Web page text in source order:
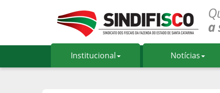
Institucional Notícias